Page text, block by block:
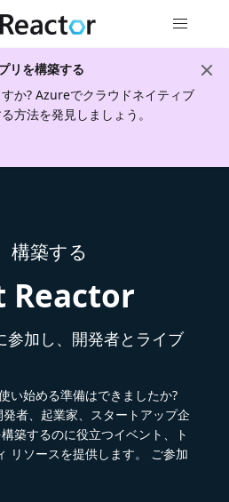
リを構築する
か? Azureでクラウドネイティブ
方法を発見しましょう。
構築する
Reactor
加し、開発者とライブ
い始める準備はできましたか?
者、起業家、スタートアップ企
築するのに役立つイベント、ト
リソースを提供します。 ご参加